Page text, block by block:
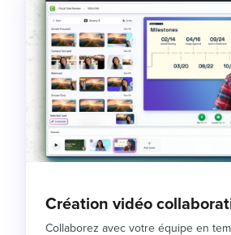
Création vidéo
Collaborez avec votre équipe en